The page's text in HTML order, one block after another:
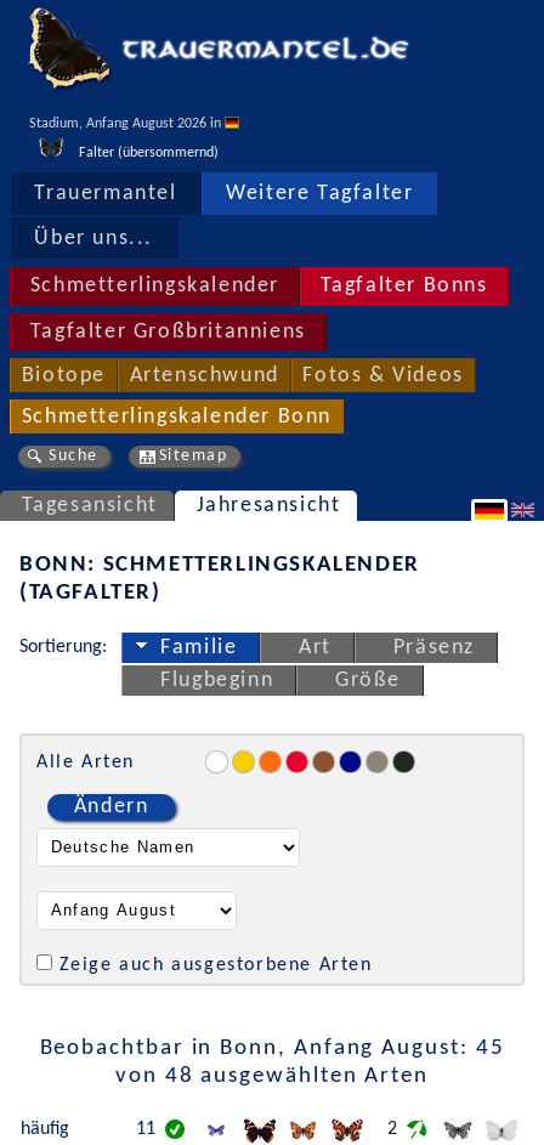
Stadium, Anfang August 2026 in
Falter (übersommernd)
Trauermantel Weitere Tagfalter
Über uns...
Schmetterlingskalender Tagfalter Bonns
Tagfalter Großbritanniens
Biotope Artenschwund Fotos & Videos
Schmetterlingskalender Bonn
Suche Sitemap
Tagesansicht Jahresansicht
BONN: SCHMETTERLINGSKALENDER
(TAGFALTER)
Sortierung: Familie Art
Präsenz
Flugbeginn
Größe
Alle Arten
Ändern
Zeige auch ausgestorbene Arten
Beobachtbar in Bonn, Anfang August: 45
von 48 ausgewählten Arten
häufig 11 2